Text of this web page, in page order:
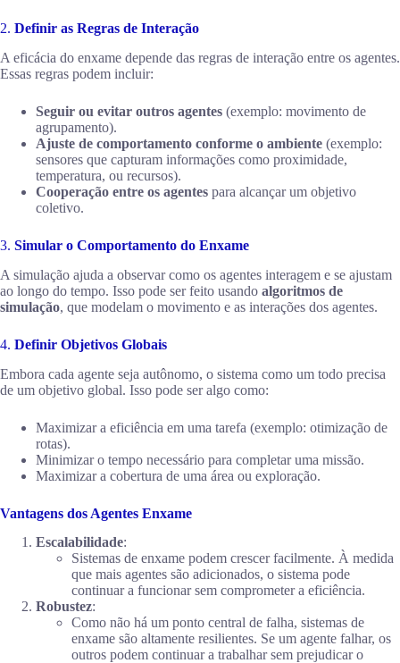
2. Definir as Regras de Interação
A eficácia do enxame depende das regras de interação entre os agentes.
Essas regras podem incluir:
Seguir ou evitar outros agentes (exemplo: movimento de
agrupamento).
Ajuste de comportamento conforme o ambiente (exemplo:
sensores que capturam informações como proximidade,
temperatura, ou recursos).
Cooperação entre os agentes para alcançar um objetivo
coletivo.
3. Simular o Comportamento do Enxame
A simulação ajuda a observar como os agentes interagem e se ajustam
ao longo do tempo. Isso pode ser feito usando algoritmos de
simulação, que modelam o movimento e as interações dos agentes.
4. Definir Objetivos Globais
Embora cada agente seja autônomo, o sistema como um todo precisa
de um objetivo global. Isso pode ser algo como:
Maximizar a eficiência em uma tarefa (exemplo: otimização de
rotas).
Minimizar o tempo necessário para completar uma missão.
Maximizar a cobertura de uma área ou exploração.
Vantagens dos Agentes Enxame
Escalabilidade:
Sistemas de enxame podem crescer facilmente. À medida
que mais agentes são adicionados, o sistema pode
continuar a funcionar sem comprometer a eficiência.
Robustez:
Como não há um ponto central de falha, sistemas de
enxame são altamente resilientes. Se um agente falhar, os
outros podem continuar a trabalhar sem prejudicar o